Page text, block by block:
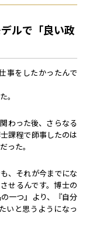
ルで「良い政
事をしたかったんで
。
わった後、さらなる
課程で師事したのは
った。
、それが今までにな
せるんです。博士の
一つ』より、『自分
いと思うようになっ